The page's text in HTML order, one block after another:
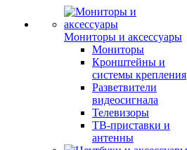
Мониторы и аксессуары
Мониторы
Кронштейны и
системы крепления
Разветвители
видеосигнала
Телевизоры
ТВ-приставки и
антенны